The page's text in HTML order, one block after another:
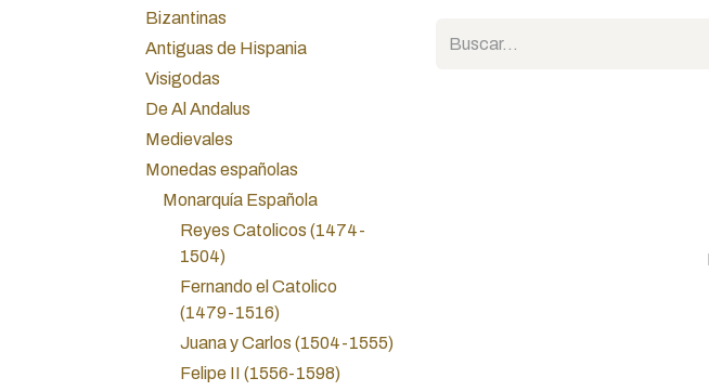
Bizantinas
Antiguas de Hispania
Visigodas
De Al Andalus
Medievales
Monedas españolas
Monarquía Española
Reyes Catolicos (1474-
1504)
Fernando el Catolico
(1479-1516)
Juana y Carlos (1504-1555)
Felipe II (1556-1598)